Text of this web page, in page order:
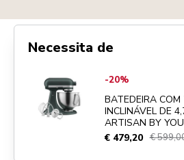
Necessita de
Go toBATEDEIRA COM TOPO
-20%
BATEDEIRA COM
INCLINÁVEL DE
ARTISAN BY YOU
€ 479,20 €